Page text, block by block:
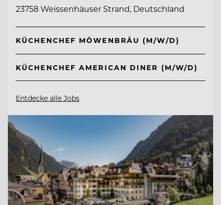
23758 Weissenhäuser Strand, Deutschland
KÜCHENCHEF MÖWENBRÄU (M/W/D)
KÜCHENCHEF AMERICAN DINER (M/W/D)
Entdecke alle Jobs